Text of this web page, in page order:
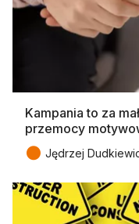
Kampania to za
przemocy
● Jędrzej